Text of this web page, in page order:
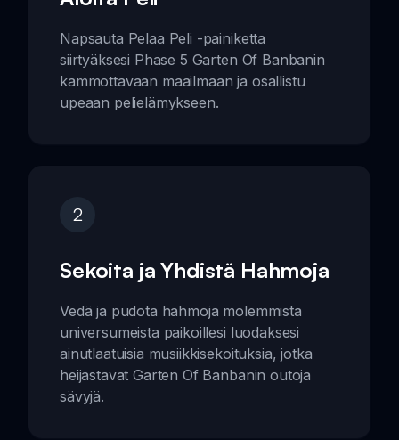
Napsauta Pelaa Peli -painiketta
siirtyäksesi Phase 5 Garten Of Banbanin
kammottavaan maailmaan ja osallistu
upeaan pelielämykseen.
2
Sekoita ja Yhdistä Hahmoja
Vedä ja pudota hahmoja molemmista
universumeista paikoillesi luodaksesi
ainutlaatuisia musiikkisekoituksia, jotka
heijastavat Garten Of Banbanin outoja
sävyjä.